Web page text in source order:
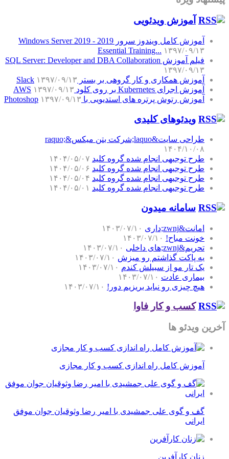
آموزش‌ ویدئویی
آموزش کامل ویندوز سرور 2019 - Windows Server 2019
Essential Training... ۱۳۹۷/۰۹/۱۳
فیلم آموزش SQL Server: Developer and DBA Collaboration
۱۳۹۷/۰۹/۱۳
آموزش همکاری و کار گروهی بر بستر Slack ۱۳۹۷/۰۹/۱۳
آموزش اجرای Kubernetes بر روی کلود AWS
۱۳۹۷/۰۹/۱۳
آموزش رتوش پرتره های استدیویی با Photoshop ۱۳۹۷/۰۹/۱۳
ویدئوهای کلیدی
طراحی سایت&laquo;شرکت بتن میکس&raquo;
۱۴۰۴/۱۰/۰۸
طرح توجیهی انجام شده گروه کلید ۱۴۰۴/۰۵/۰۷
طرح توجیهی انجام شده گروه کلید ۱۴۰۴/۰۵/۰۶
طرح توجیهی انجام شده گروه کلید ۱۴۰۴/۰۵/۰۴
طرح توجیهی انجام شده گروه کلید ۱۴۰۴/۰۵/۰۱
سامانه میدون
امانت&zwnj;داری
۱۴۰۳/۰۷/۱۰
خونت مباح! ۱۴۰۳/۰۷/۱۰
تحریم&zwnj;های داخلی
۱۴۰۳/۰۷/۱۰
یه پاکت گذاشتم رو میزش ۱۴۰۳/۰۷/۱۰
یک تار مو از سبیلش کندم ۱۴۰۳/۰۷/۱۰
بیماری عادت ۱۴۰۳/۰۷/۱۰
هیچ چیزی رو نباید بریزیم دور! ۱۴۰۳/۰۷/۱۰
کسب و کار فاوا
آخرین ویدئو ها
آموزش کامل راه اندازی کسب و کار مجازی
گف و گوی علی جمشیدی با امیر رضا وثوقیان جوان موفق
ایرانی
زنان کارآفرین